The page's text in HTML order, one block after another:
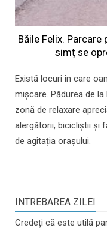
Băile Felix. Parcare
simț se
Există locuri în care
mișcare. Pădurea de la
zonă de relaxare
alergătorii, bicicliștii și
de agitația orașului.
INTREBAREA ZILEI
Credeți că este utilă